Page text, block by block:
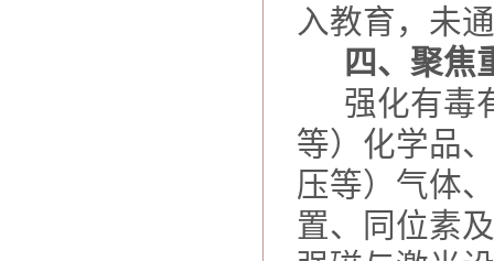
入教育，未
四、聚焦
强化有毒
等）化学品
压等）气体
置、同位素